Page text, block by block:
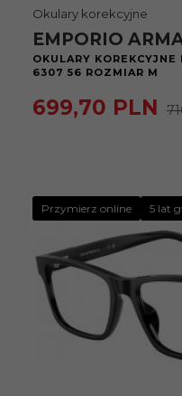
Okulary korekcyjne
EMPORIO
OKULARY
6307 56 ROZMIAR M
699,70 PLN
Przymierz online 5 lat